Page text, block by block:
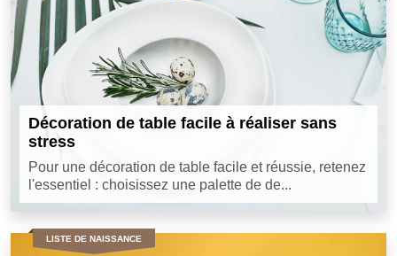
Décoration de table facile à réaliser sans
stress
Pour une décoration de table facile et réussie, retenez
l'essentiel : choisissez une palette de de...
LISTE DE NAISSANCE